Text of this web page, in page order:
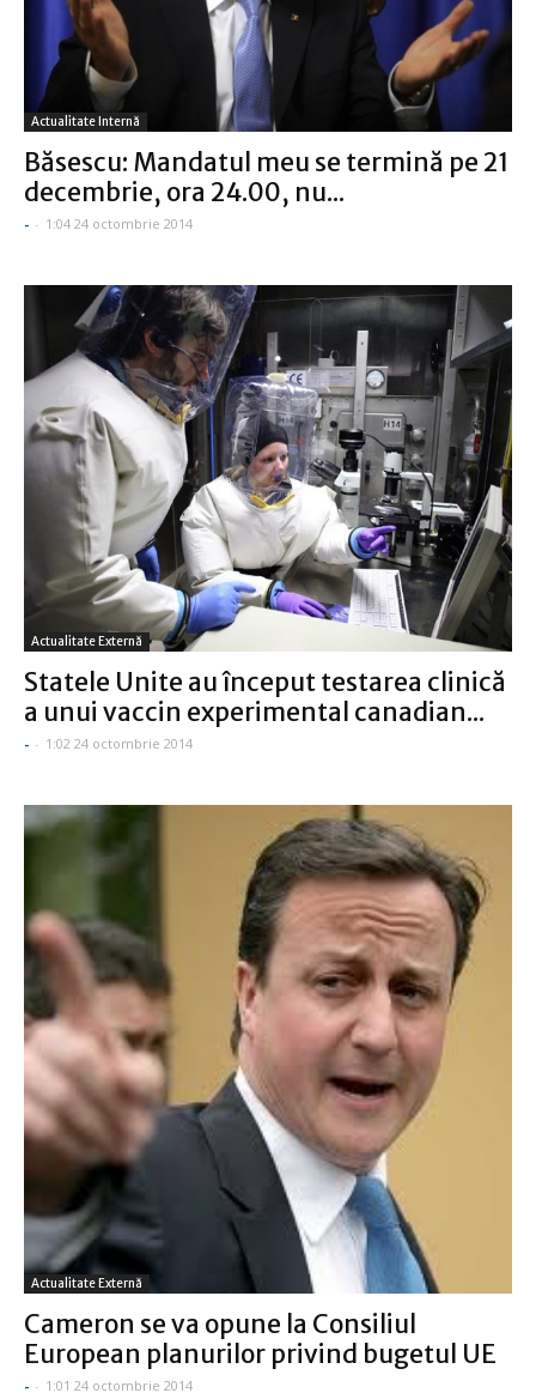
Actualitate Internă
Băsescu: Mandatul meu se termină pe 21
decembrie, ora 24.00, nu...
- - 1:04 24 octombrie 2014
Actualitate Externă
Statele Unite au început testarea clinică
a unui vaccin experimental canadian...
- - 1:02 24 octombrie 2014
Actualitate Externă
Cameron se va opune la Consiliul
European planurilor privind bugetul UE
- - 1:01 24 octombrie 2014